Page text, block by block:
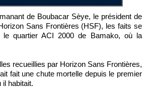
Sans Frontières (HSF), les faits se
le quartier ACI 2000 de Bamako, où la
recueillies par Horizon Sans Frontières,
fait une chute mortelle depuis le premier
il habitait.